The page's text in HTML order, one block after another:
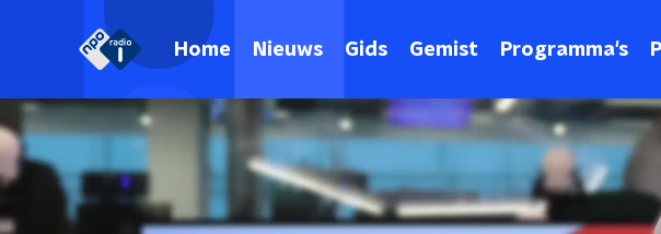
Home Nieuws Gids Gemist Programma's